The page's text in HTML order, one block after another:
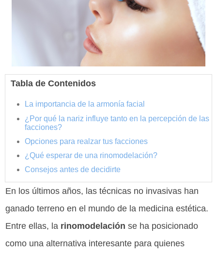
Tabla de Contenidos
La importancia de la armonía facial
¿Por qué la nariz influye tanto en la percepción de las
facciones?
Opciones para realzar tus facciones
¿Qué esperar de una rinomodelación?
Consejos antes de decidirte
En los últimos años, las técnicas no invasivas han
ganado terreno en el mundo de la medicina estética.
Entre ellas, la rinomodelación se ha posicionado
como una alternativa interesante para quienes